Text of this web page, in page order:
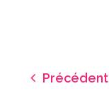
Précédent